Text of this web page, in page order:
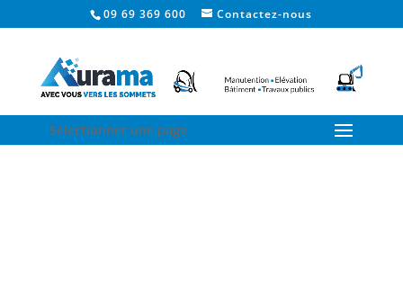
09 69 369 600 Contactez-nous
Sélectionner une page